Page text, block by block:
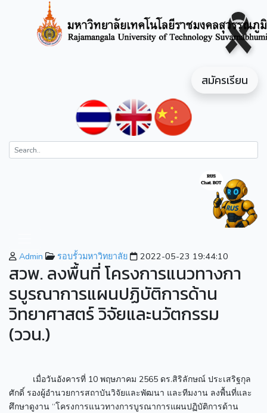
สมัครเรียน
Admin รอบรั้วมหาวิทยาลัย 2022-05-23 19:44:10
สวพ. ลงพื้นที่ โครงการแนวทางกา
รบูรณาการแผนปฏิบัติการด้าน
วิทยาศาสตร์ วิจัยและนวัตกรรม
(ววน.)
เมื่อวันอังคารที่ 10 พฤษภาคม 2565 ดร.สิริลักษณ์ ประเสริฐกุล
ศักดิ์ รองผู้อำนวยการสถาบันวิจัยและพัฒนา และทีมงาน ลงพื้นที่และ
ศึกษาดูงาน “โครงการแนวทางการบูรณาการแผนปฏิบัติการด้าน